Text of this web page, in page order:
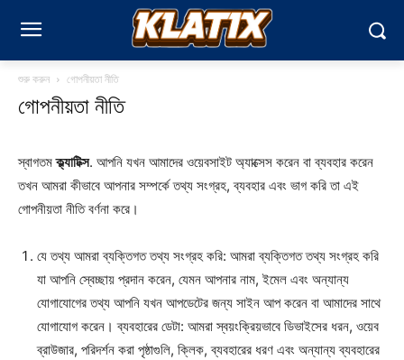
শুরু করুন গোপনীয়তা নীতি
গোপনীয়তা নীতি
স্বাগতমক্ল্যাটিক্স. আপনি যখন আমাদের ওয়েবসাইট অ্যাক্সেস করেন বা ব্যবহার করেন
তখন আমরা কীভাবে আপনার সম্পর্কে তথ্য সংগ্রহ, ব্যবহার এবং ভাগ করি তা এই
গোপনীয়তা নীতি বর্ণনা করে।
যে তথ্য আমরা ব্যক্তিগত তথ্য সংগ্রহ করি: আমরা ব্যক্তিগত তথ্য সংগ্রহ করি
যা আপনি স্বেচ্ছায় প্রদান করেন, যেমন আপনার নাম, ইমেল এবং অন্যান্য
যোগাযোগের তথ্য আপনি যখন আপডেটের জন্য সাইন আপ করেন বা আমাদের সাথে
যোগাযোগ করেন। ব্যবহারের ডেটা: আমরা স্বয়ংক্রিয়ভাবে ডিভাইসের ধরন, ওয়েব
ব্রাউজার, পরিদর্শন করা পৃষ্ঠাগুলি, ক্লিক, ব্যবহারের ধরণ এবং অন্যান্য ব্যবহারের